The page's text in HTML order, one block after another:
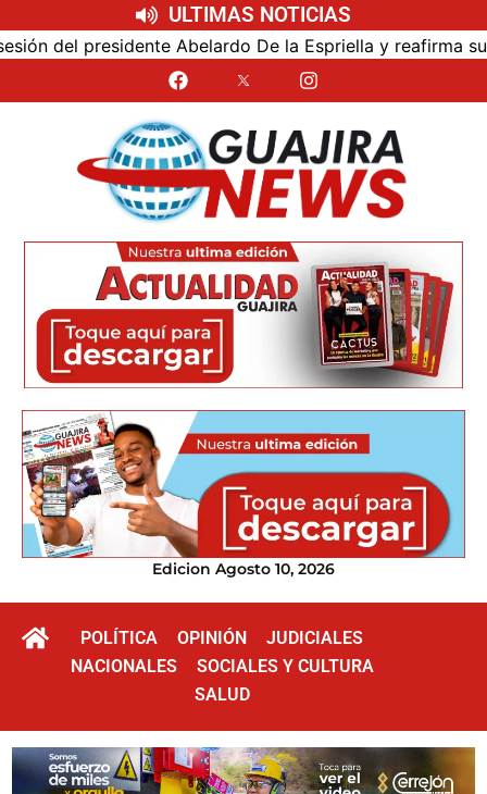
ULTIMAS NOTICIAS
Abelardo De la Espriella y reafirma su
Edicion Agosto 10, 2026
POLÍTICA OPINIÓN
JUDICIALES
NACIONALES
SOCIALES Y CULTURA
SALUD